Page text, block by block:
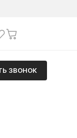
ЗВОНОК